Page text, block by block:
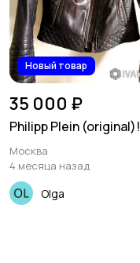
Новый товар
35 000 ₽
Philipp Plein (original)!
Москва
4 месяца назад
Olga